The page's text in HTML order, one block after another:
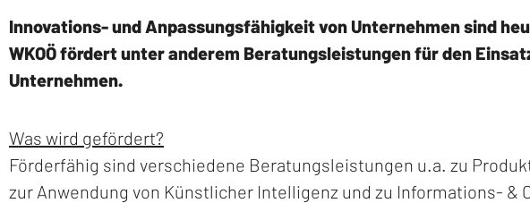
Innovations- und Anpassungsfähigkeit von Unternehmen sind
WKOÖ fördert unter anderem Beratungsleistungen für den
Unternehmen.
Was wird gefördert?
Förderfähig sind verschiedene Beratungsleistungen u.a. zu
zur Anwendung von Künstlicher Intelligenz und zu Informations- &